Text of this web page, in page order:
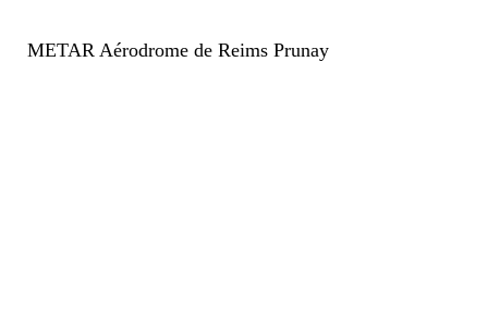
METAR Aérodrome de Reims Prunay